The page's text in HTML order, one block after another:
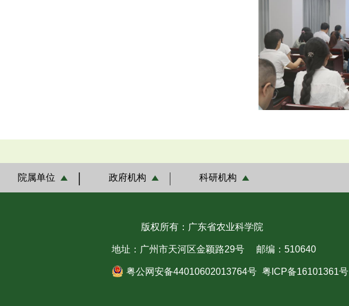
院属单位 政府机构 科研机构
版权所有：广东省农业科学院
地址：广州市天河区金颖路29号 邮编：510640
粤公网安备44010602013764号 粤ICP备16101361号